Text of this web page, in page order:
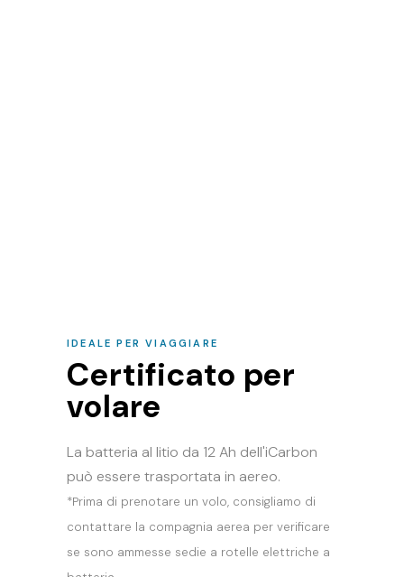
IDEALE PER VIAGGIARE
Certificato per
volare
La batteria al litio da 12 Ah dell'iCarbon
può essere trasportata in aereo.
*Prima di prenotare un volo, consigliamo di
contattare la compagnia aerea per verificare
se sono ammesse sedie a rotelle elettriche a